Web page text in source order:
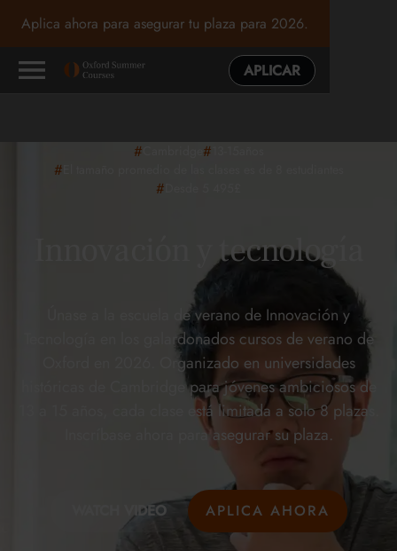
Aplica ahora para asegurar tu plaza para 2026.
APLICAR
# #
#
#
Innovación y tecnología
Únase a la escuela de verano de Innovación y
Tecnología en los galardonados cursos de verano de
Oxford en 2026. Organizado en universidades
históricas de Cambridge para jóvenes ambiciosos de
13 a 15 años, cada clase está limitada a solo 8 plazas.
Inscríbase ahora para asegurar su plaza.
WATCH VIDEO APLICA AHORA